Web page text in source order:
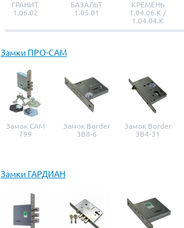
ГРАНИТ
1.06.02
БАЗАЛЬТ
1.05.01
КРЕМЕНЬ
1.04.06.К /
1.04.04.К
Замки ПРО-САМ
Замок САМ
799
Замок Border
3B8-6
Замок Border
ЗВ4-31
Замки ГАРДИАН